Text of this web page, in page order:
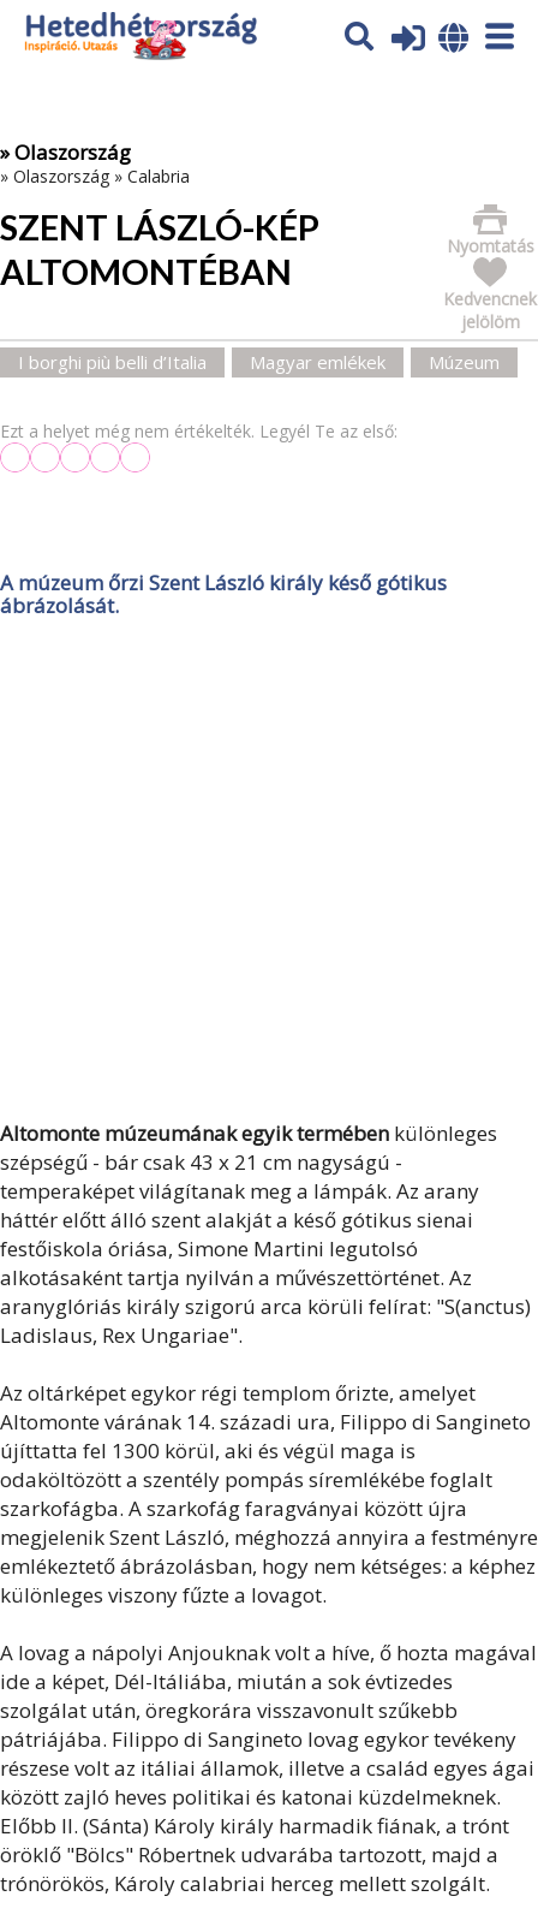
Az oldal sütiket (cookies) használ. További tájékoztatás itt:
Adatvédelmi tájékoztató
» Olaszország
» Olaszország » Calabria
SZENT LÁSZLÓ-KÉP
ALTOMONTÉBAN
Nyomtatás
Kedvencnek
jelölöm
I borghi più belli d’Italia Magyar emlékek Múzeum
Ezt a helyet még nem értékelték. Legyél Te az első:
A múzeum őrzi Szent László király késő gótikus
ábrázolását.
Altomonte múzeumának egyik termében különleges
szépségű - bár csak 43 x 21 cm nagyságú -
temperaképet világítanak meg a lámpák. Az arany
háttér előtt álló szent alakját a késő gótikus sienai
festőiskola óriása, Simone Martini legutolsó
alkotásaként tartja nyilván a művészettörténet. Az
aranyglóriás király szigorú arca körüli felírat: "S(anctus)
Ladislaus, Rex Ungariae".
Az oltárképet egykor régi templom őrizte, amelyet
Altomonte várának 14. századi ura, Filippo di Sangineto
újíttatta fel 1300 körül, aki és végül maga is
odaköltözött a szentély pompás síremlékébe foglalt
szarkofágba. A szarkofág faragványai között újra
megjelenik Szent László, méghozzá annyira a festményre
emlékeztető ábrázolásban, hogy nem kétséges: a képhez
különleges viszony fűzte a lovagot.
A lovag a nápolyi Anjouknak volt a híve, ő hozta magával
ide a képet, Dél-Itáliába, miután a sok évtizedes
szolgálat után, öregkorára visszavonult szűkebb
pátriájába. Filippo di Sangineto lovag egykor tevékeny
részese volt az itáliai államok, illetve a család egyes ágai
között zajló heves politikai és katonai küzdelmeknek.
Előbb II. (Sánta) Károly király harmadik fiának, a trónt
öröklő "Bölcs" Róbertnek udvarába tartozott, majd a
trónörökös, Károly calabriai herceg mellett szolgált.